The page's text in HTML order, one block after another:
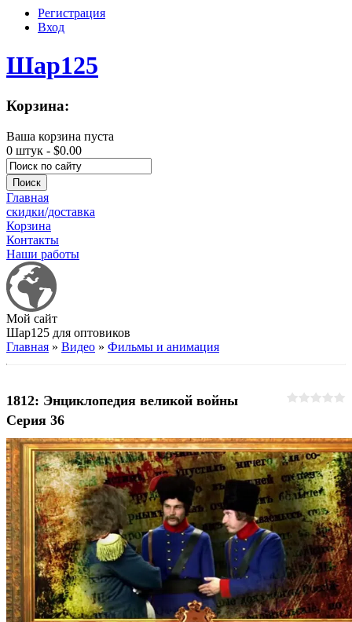
Регистрация
Вход
Шар125
Корзина:
Ваша корзина пуста
0 штук - $0.00
Главная
скидки/доставка
Корзина
Контакты
Наши работы
Мой сайт
Шар125 для оптовиков
Главная » Видео » Фильмы и анимация
1812: Энциклопедия великой войны
Серия 36